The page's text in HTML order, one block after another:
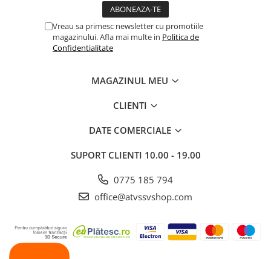
Vreau sa primesc newsletter cu promotiile
magazinului. Afla mai multe in Politica de
Confidentialitate
MAGAZINUL MEU
CLIENTI
DATE COMERCIALE
SUPORT CLIENTI 10.00 - 19.00
0775 185 794
office@atvssvshop.com